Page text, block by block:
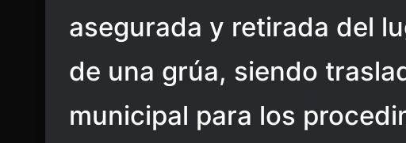
asegurada y retirada del
de una grúa, siendo
municipal para los